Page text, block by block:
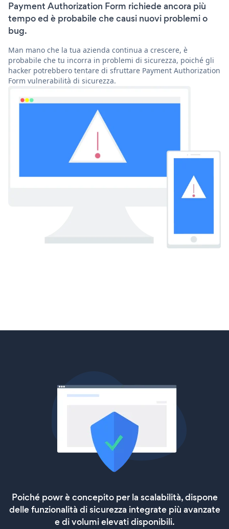
Payment Authorization Form richiede ancora più
tempo ed è probabile che causi nuovi problemi o
bug.
Man mano che la tua azienda continua a crescere, è
probabile che tu incorra in problemi di sicurezza, poiché gli
hacker potrebbero tentare di sfruttare Payment Authorization
Form vulnerabilità di sicurezza.
Poiché powr è concepito per la scalabilità, dispone
delle funzionalità di sicurezza integrate più avanzate
e di volumi elevati disponibili.